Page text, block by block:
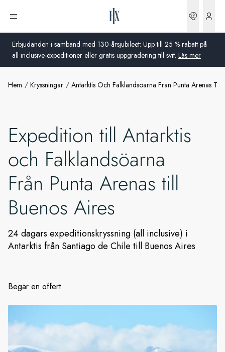
Erbjudanden i samband med 130-årsjubileet: Upp till 25 % rabatt på
all inclusive-expeditioner eller gratis uppgradering till svit. Läs mer
Öppna meny
Storbritannien
USA
Tyskland
Sverige
Global
Hem Kryssningar Antarktis Och Falklandsoarna Fran Punta Arenas Till
Expedition till Antarktis
och Falklandsöarna
Från Punta Arenas till
Buenos Aires
24 dagars expeditionskryssning (all inclusive) i
Antarktis från Santiago de Chile till Buenos Aires
Begär en offert